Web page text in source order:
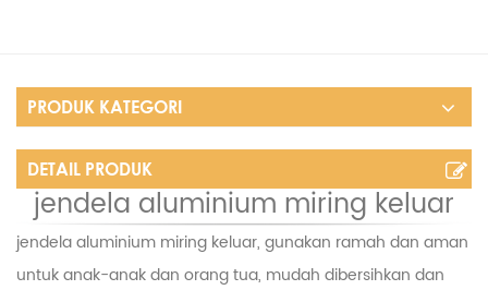
PRODUK KATEGORI
DETAIL PRODUK
jendela aluminium miring keluar
jendela aluminium miring keluar, gunakan ramah dan aman
untuk anak-anak dan orang tua, mudah dibersihkan dan